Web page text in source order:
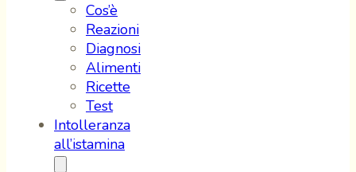
Cos’è
Reazioni
Diagnosi
Alimenti
Ricette
Test
Intolleranza
all’istamina